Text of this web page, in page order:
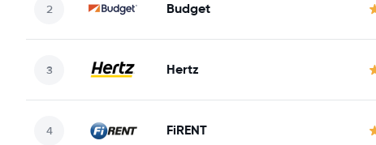
Budget
Hertz
FiRENT